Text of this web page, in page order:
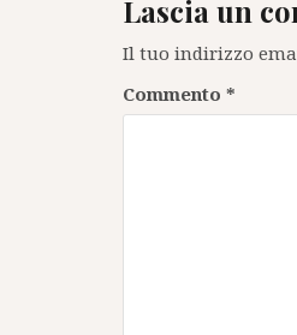
Lascia un
Il tuo indirizzo
Commento *